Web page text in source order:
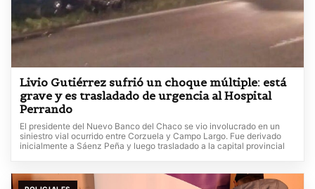
Livio Gutiérrez sufrió un choque múltiple: está
grave y es trasladado de urgencia al Hospital
Perrando
El presidente del Nuevo Banco del Chaco se vio involucrado en un
siniestro vial ocurrido entre Corzuela y Campo Largo. Fue derivado
inicialmente a Sáenz Peña y luego trasladado a la capital provincial